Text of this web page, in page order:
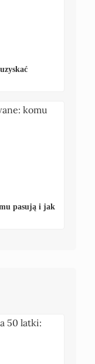
pasują i jak